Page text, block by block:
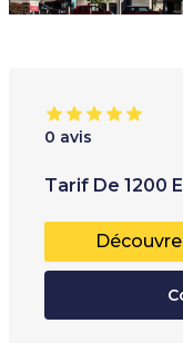
0 avis
Tarif De 1200
Type
Université
Collège